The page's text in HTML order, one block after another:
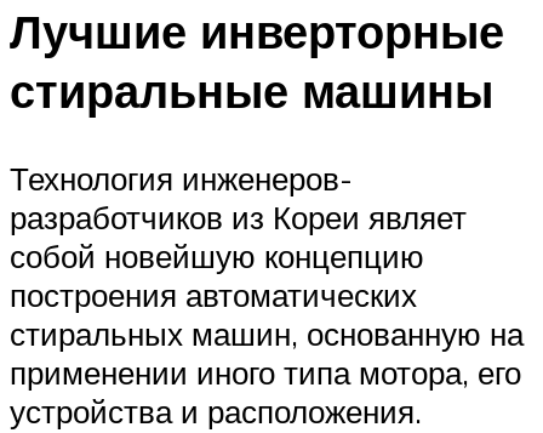
Лучшие инверторные
стиральные машины
Технология инженеров-
разработчиков из Кореи являет
собой новейшую концепцию
построения автоматических
стиральных машин, основанную на
применении иного типа мотора, его
устройства и расположения.